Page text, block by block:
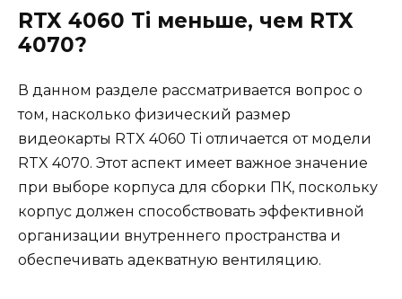
RTX 4060 Ti меньше, чем RTX
4070?
В данном разделе рассматривается вопрос о
том, насколько физический размер
видеокарты RTX 4060 Ti отличается от модели
RTX 4070. Этот аспект имеет важное значение
при выборе корпуса для сборки ПК, поскольку
корпус должен способствовать эффективной
организации внутреннего пространства и
обеспечивать адекватную вентиляцию.